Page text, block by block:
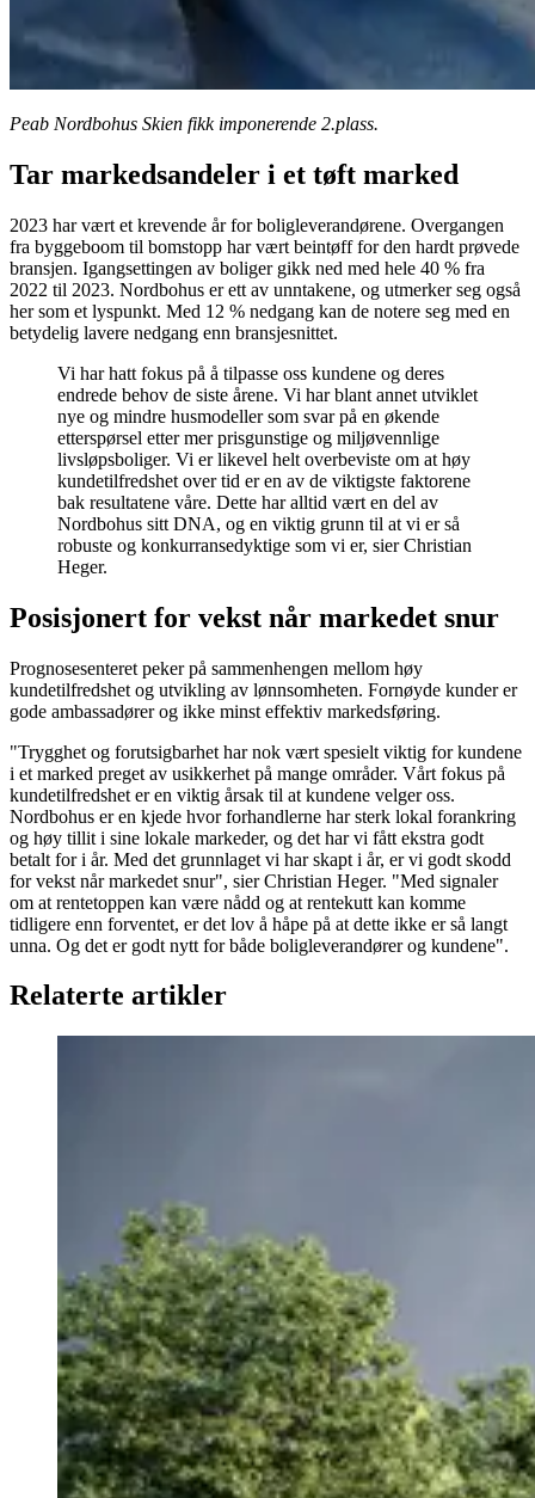
Peab Nordbohus Skien fikk imponerende 2.plass.
Tar markedsandeler i et tøft marked
2023 har vært et krevende år for boligleverandørene. Overgangen
fra byggeboom til bomstopp har vært beintøff for den hardt prøvede
bransjen. Igangsettingen av boliger gikk ned med hele 40 % fra
2022 til 2023. Nordbohus er ett av unntakene, og utmerker seg også
her som et lyspunkt. Med 12 % nedgang kan de notere seg med en
betydelig lavere nedgang enn bransjesnittet.
Vi har hatt fokus på å tilpasse oss kundene og deres
endrede behov de siste årene. Vi har blant annet utviklet
nye og mindre husmodeller som svar på en økende
etterspørsel etter mer prisgunstige og miljøvennlige
livsløpsboliger. Vi er likevel helt overbeviste om at høy
kundetilfredshet over tid er en av de viktigste faktorene
bak resultatene våre. Dette har alltid vært en del av
Nordbohus sitt DNA, og en viktig grunn til at vi er så
robuste og konkurransedyktige som vi er, sier Christian
Heger.
Posisjonert for vekst når markedet snur
Prognosesenteret peker på sammenhengen mellom høy
kundetilfredshet og utvikling av lønnsomheten. Fornøyde kunder er
gode ambassadører og ikke minst effektiv markedsføring.
"Trygghet og forutsigbarhet har nok vært spesielt viktig for kundene
i et marked preget av usikkerhet på mange områder. Vårt fokus på
kundetilfredshet er en viktig årsak til at kundene velger oss.
Nordbohus er en kjede hvor forhandlerne har sterk lokal forankring
og høy tillit i sine lokale markeder, og det har vi fått ekstra godt
betalt for i år. Med det grunnlaget vi har skapt i år, er vi godt skodd
for vekst når markedet snur", sier Christian Heger. "Med signaler
om at rentetoppen kan være nådd og at rentekutt kan komme
tidligere enn forventet, er det lov å håpe på at dette ikke er så langt
unna. Og det er godt nytt for både boligleverandører og kundene".
Relaterte artikler